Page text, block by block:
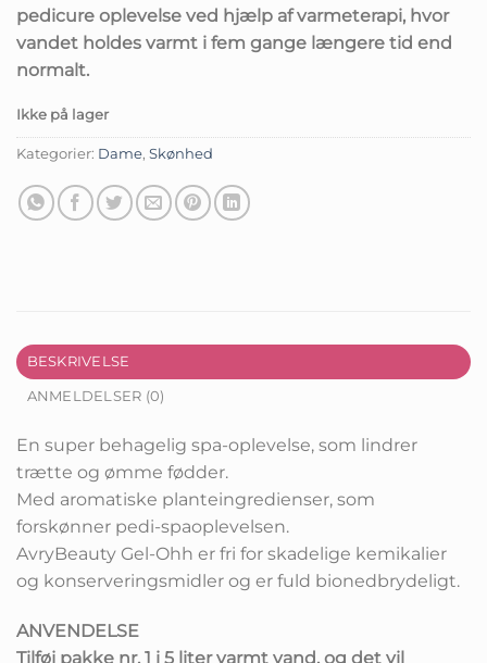
pedicure oplevelse ved hjælp af varmeterapi, hvor
vandet holdes varmt i fem gange længere tid end
normalt.
Ikke på lager
Kategorier: Dame, Skønhed
BESKRIVELSE
ANMELDELSER (0)
En super behagelig spa-oplevelse, som lindrer
trætte og ømme fødder.
Med aromatiske planteingredienser, som
forskønner pedi-spaoplevelsen.
AvryBeauty Gel-Ohh er fri for skadelige kemikalier
og konserveringsmidler og er fuld bionedbrydeligt.
ANVENDELSE
Tilføj pakke nr. 1 i 5 liter varmt vand, og det vil